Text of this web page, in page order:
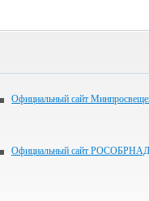
Официальный сайт
Официальный сайт